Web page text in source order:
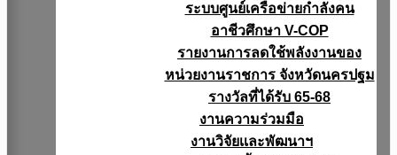
ระบบศูนย์เครือข่ายกำลังคน
อาชีวศึกษา V-COP
รายงานการลดใช้พลังงานของ
หน่วยงานราชการ จังหวัดนครปฐม
รางวัลที่ได้รับ 65-68
งานความร่วมมือ
งานวิจัยเเละพัฒนาฯ